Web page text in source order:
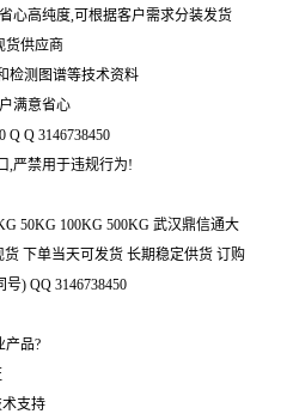
心高纯度,可根据客户需求分装发货
货供应商
检测图谱等技术资料
满意省心
Q Q 3146738450
,严禁用于违规行为!
50KG 100KG 500KG 武汉鼎信通大
下单当天可发货 长期稳定供货 订购
) QQ 3146738450
产品?
支持